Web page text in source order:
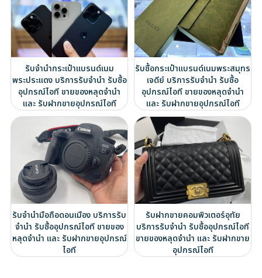
รับจำนำกระเป๋าแบรนด์เนม
พระประแดง บริการรับจำนำ รับซื้อ
อุปกรณ์ไอที ขายของหลุดจำนำ
และ รับฝากขายอุปกรณ์ไอที
รับซื้อกระเป๋าแบรนด์เนมพระสมุทร
เจดีย์ บริการรับจำนำ รับซื้อ
อุปกรณ์ไอที ขายของหลุดจำนำ
และ รับฝากขายอุปกรณ์ไอที
รับจำนำมือถือดอนเมือง บริการรับ
จำนำ รับซื้ออุปกรณ์ไอที ขายของ
หลุดจำนำ และ รับฝากขายอุปกรณ์
ไอที
รับฝากขายคอมพิวเตอร์อุทัย
บริการรับจำนำ รับซื้ออุปกรณ์ไอที
ขายของหลุดจำนำ และ รับฝากขาย
อุปกรณ์ไอที